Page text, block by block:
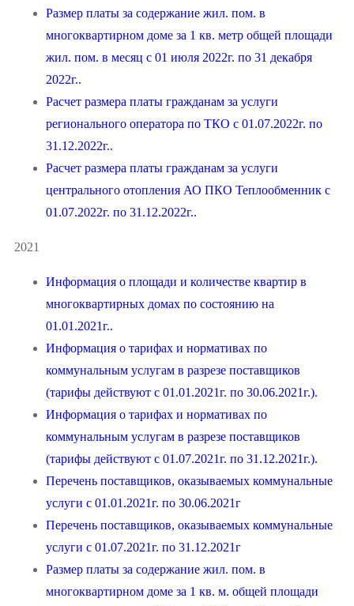
Размер платы за содержание жил. пом. в
многоквартирном доме за 1 кв. метр общей площади
жил. пом. в месяц с 01 июля 2022г. по 31 декабря
2022г..
Расчет размера платы гражданам за услуги
регионального оператора по ТКО с 01.07.2022г. по
31.12.2022г..
Расчет размера платы гражданам за услуги
центрального отопления АО ПКО Теплообменник с
01.07.2022г. по 31.12.2022г..
2021
Информация о площади и количестве квартир в
многоквартирных домах по состоянию на
01.01.2021г..
Информация о тарифах и нормативах по
коммунальным услугам в разрезе поставщиков
(тарифы действуют с 01.01.2021г. по 30.06.2021г.).
Информация о тарифах и нормативах по
коммунальным услугам в разрезе поставщиков
(тарифы действуют с 01.07.2021г. по 31.12.2021г.).
Перечень поставщиков, оказываемых коммунальные
услуги с 01.01.2021г. по 30.06.2021г
Перечень поставщиков, оказываемых коммунальные
услуги с 01.07.2021г. по 31.12.2021г
Размер платы за содержание жил. пом. в
многоквартирном доме за 1 кв. м. общей площади